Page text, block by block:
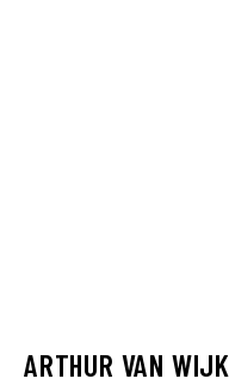
ARTHUR VAN WIJK